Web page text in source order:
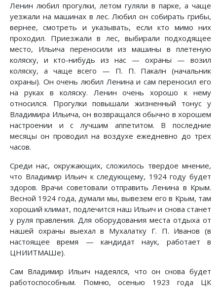
Ленин любил прогулки, летом гуляли в парке, а чаще
уезжали на машинах в лес. Любил он собирать грибы,
вернее, смотреть и указывать, если кто мимо них
проходил. Приезжали в лес, выбирали подходящее
место, Ильича переносили из машины в плетеную
коляску, и кто-нибудь из нас — охраны — возил
коляску, а чаще всего — П. П. Пакалн (начальник
охраны). Он очень любил Ленина и сам переносил его
на руках в коляску. Ленин очень хорошо к нему
относился. Прогулки повышали жизненный тонус у
Владимира Ильича, он возвращался обычно в хорошем
настроении и с лучшим аппетитом. В последние
месяцы он проводил на воздухе ежедневно до трех
часов.
Среди нас, окружающих, сложилось твердое мнение,
что Владимир Ильич к следующему, 1924 году будет
здоров. Врачи советовали отправить Ленина в Крым.
Весной 1924 года, думали мы, вывезем его в Крым, там
хороший климат, подлечится наш Ильич и снова станет
у руля правления. Для оборудования места отдыха от
нашей охраны выехал в Мухалатку Г. П. Иванов (в
настоящее время — кандидат наук, работает в
ЦНИИТМАШе).
Сам Владимир Ильич надеялся, что он снова будет
работоспособным. Помню, осенью 1923 года ЦК